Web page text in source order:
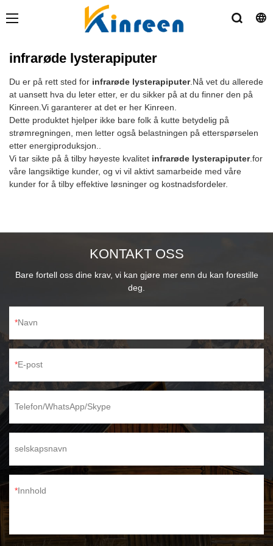
infrarøde lysterapiputer
Du er på rett sted for infrarøde lysterapiputer.Nå vet du allerede
at uansett hva du leter etter, er du sikker på at du finner den på
Kinreen.Vi garanterer at det er her Kinreen.
Dette produktet hjelper ikke bare folk å kutte betydelig på
strømregningen, men letter også belastningen på etterspørselen
etter energiproduksjon..
Vi tar sikte på å tilby høyeste kvalitet infrarøde lysterapiputer.for
våre langsiktige kunder, og vi vil aktivt samarbeide med våre
kunder for å tilby effektive løsninger og kostnadsfordeler.
KONTAKT OSS
Bare fortell oss dine krav, vi kan gjøre mer enn du kan forestille
deg.
Navn
E-post
Telefon/WhatsApp/Skype
selskapsnavn
Innhold